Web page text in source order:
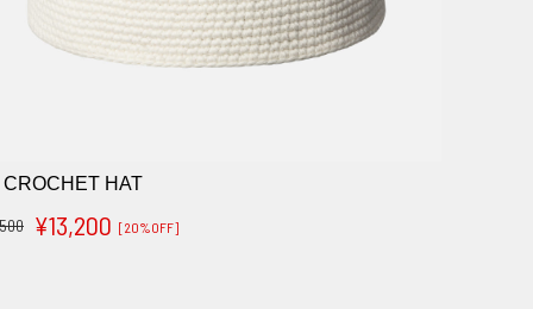
HAT
¥13,200 [20%OFF]